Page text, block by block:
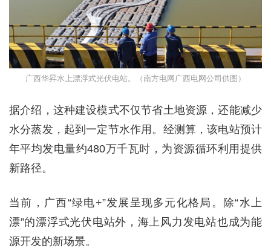
广西华昇水上漂浮式光伏电站。（南方电网广西电网公司供图）
据介绍，这种建设模式不仅节省土地资源，还能减少
水分蒸发，起到一定节水作用。经测算，该电站预计
年平均发电量约480万千瓦时，为资源循环利用提供
新路径。
当前，广西“绿电+”发展呈现多元化格局。除“水上
漂”的漂浮式光伏电站外，海上风力发电站也成为能
源开发的新场景。